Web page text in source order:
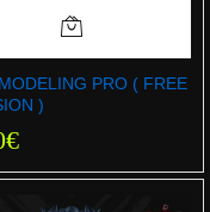
PRO ( FREE
)
€